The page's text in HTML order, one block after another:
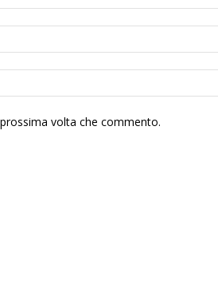
volta che commento.